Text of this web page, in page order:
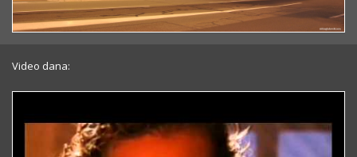
Video dana: